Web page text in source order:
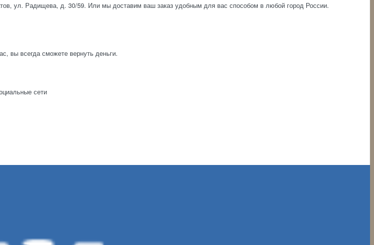
ул. Радищева, д. 30/59. Или мы доставим ваш заказ удобным для вас способом в любой город России.
вы всегда сможете вернуть деньги.
сети